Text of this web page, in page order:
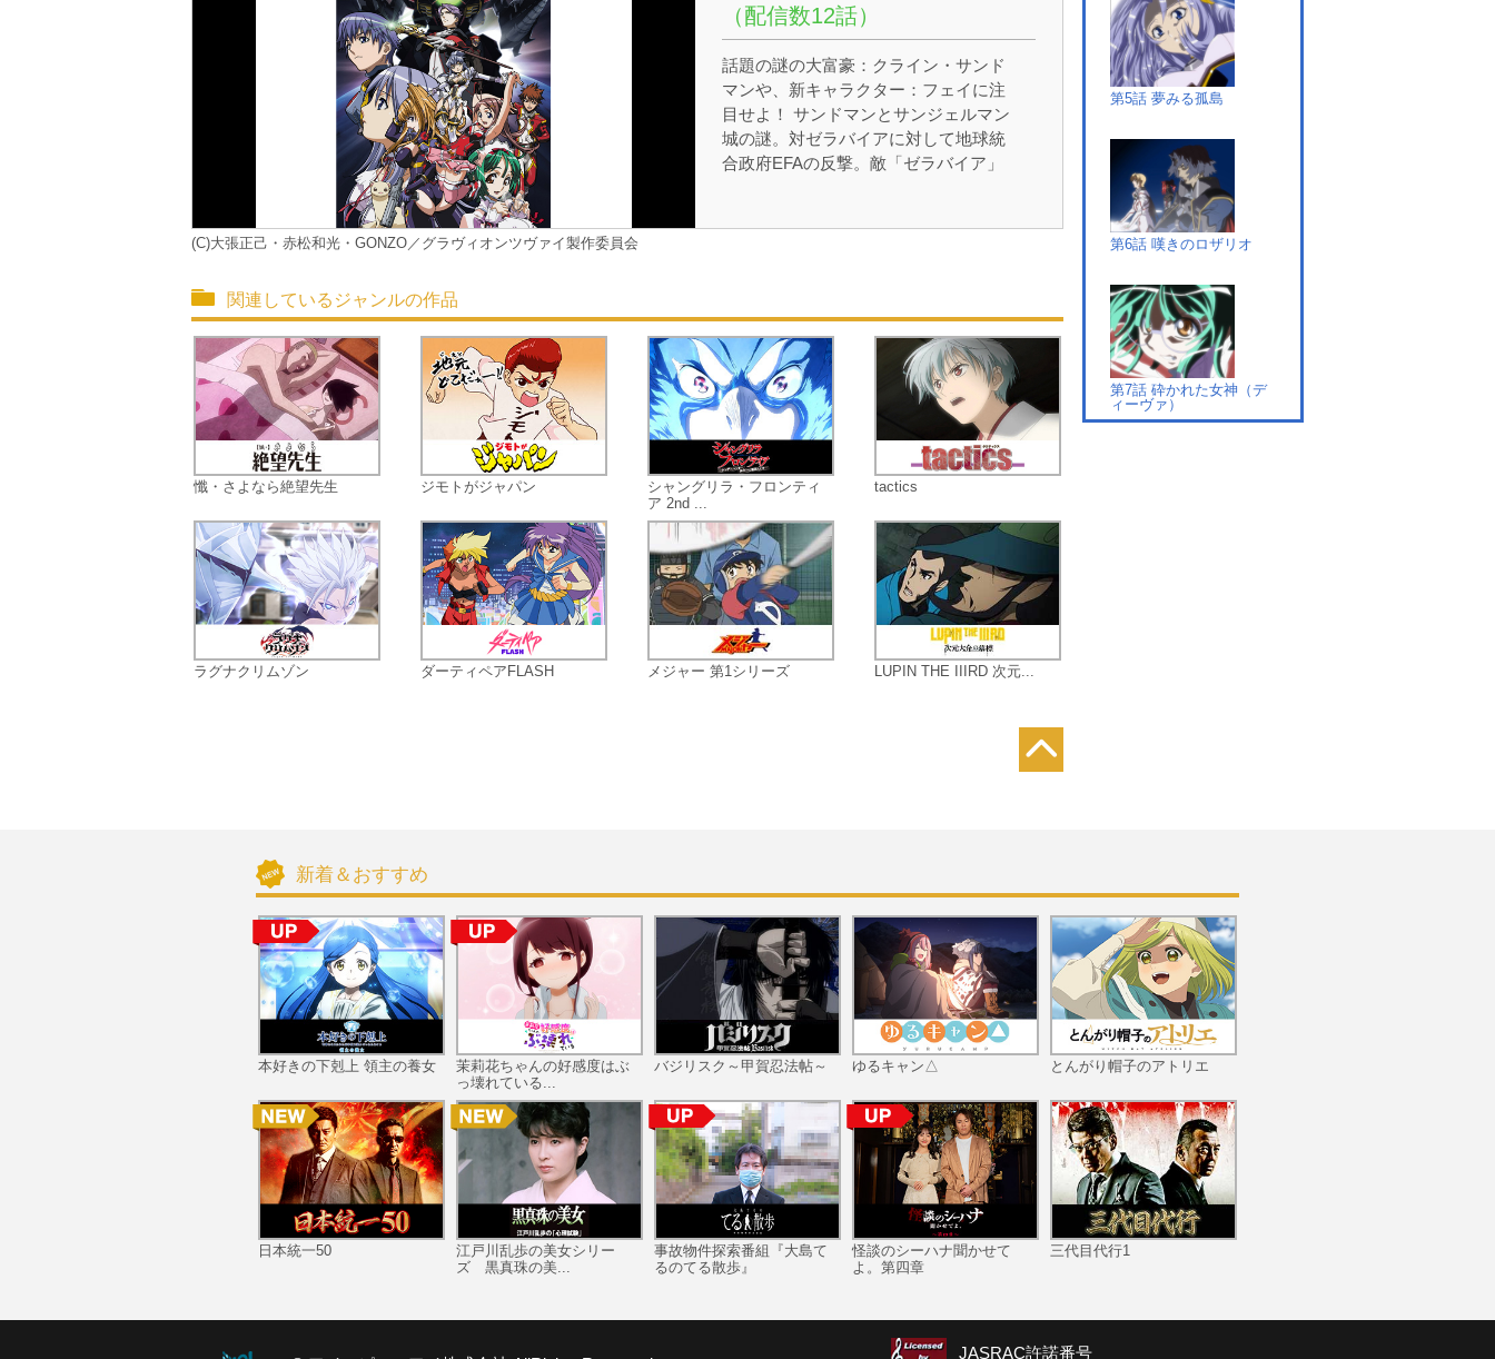
（配信数12話）
話題の謎の大富豪：クライン・サンド
マンや、新キャラクター：フェイに注
目せよ！ サンドマンとサンジェルマン
城の謎。対ゼラバイアに対して地球統
合政府EFAの反撃。敵「ゼラバイア」
(C)大張正己・赤松和光・GONZO／グラヴィオンツヴァイ製作委員会
関連しているジャンルの作品
懺・さよなら絶望先生
ラグナクリムゾン
ジモトがジャパン
ダーティペアFLASH
シャングリラ・フロンティ
ア 2nd ...
メジャー 第1シリーズ
tactics
LUPIN THE IIIRD 次元...
第5話 夢みる孤島
第6話 嘆きのロザリオ
第7話 砕かれた女神（デ
ィーヴァ）
第11話 創星機
第12話 魂の凱歌
新着＆おすすめ
本好きの下剋上 領主の養女
日本統一50
茉莉花ちゃんの好感度はぶ
っ壊れている...
江戸川乱歩の美女シリー
ズ 黒真珠の美...
バジリスク～甲賀忍法帖～
事故物件探索番組『大島て
るのてる散歩』
ゆるキャン△
怪談のシーハナ聞かせて
よ。第四章
とんがり帽子のアトリエ
三代目代行1
JASRAC許諾番号